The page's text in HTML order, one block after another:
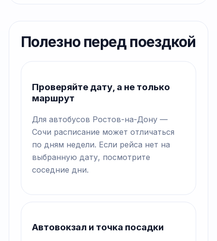
Полезно перед поездкой
Проверяйте дату, а не только
маршрут
Для автобусов Ростов-на-Дону —
Сочи расписание может отличаться
по дням недели. Если рейса нет на
выбранную дату, посмотрите
соседние дни.
Автовокзал и точка посадки